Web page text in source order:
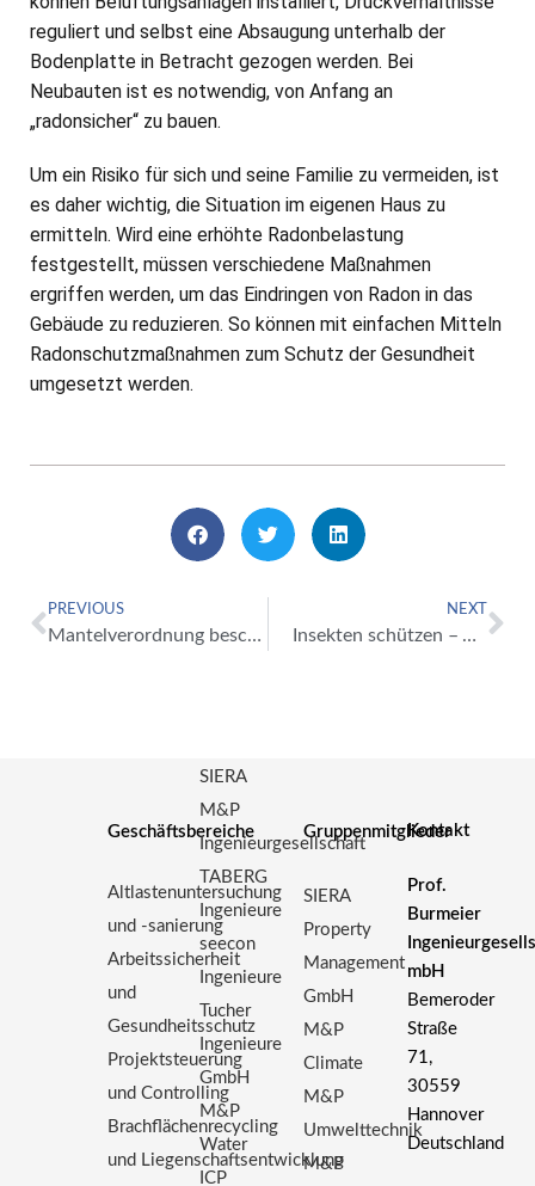
reguliert und selbst eine Absaugung unterhalb der
Bodenplatte in Betracht gezogen werden. Bei
Neubauten ist es notwendig, von Anfang an
„radonsicher“ zu bauen.
Um ein Risiko für sich und seine Familie zu vermeiden, ist
es daher wichtig, die Situation im eigenen Haus zu
ermitteln. Wird eine erhöhte Radonbelastung
festgestellt, müssen verschiedene Maßnahmen
ergriffen werden, um das Eindringen von Radon in das
Gebäude zu reduzieren. So können mit einfachen Mitteln
Radonschutzmaßnahmen zum Schutz der Gesundheit
umgesetzt werden.
PREVIOUS
Mantelverordnung beschlossen: Ersatzbaustoffe bundeseinheitlich geregelt
NEXT
Insekten schützen – Vielfalt bewahren
Geschäftsbereiche
Altlastenuntersuchung
und -sanierung
Arbeitssicherheit
und
Gesundheitsschutz
Projektsteuerung
und Controlling
Brachflächenrecycling
und Liegenschaftsentwicklung
SIERA
M&P
Ingenieurgesellschaft
TABERG
Ingenieure
seecon
Ingenieure
Tucher
Ingenieure
GmbH
M&P
Water
ICP
Gruppenmitglieder
SIERA
Property
Management
GmbH
M&P
Climate
M&P
Umwelttechnik
M&P
Kontakt
Prof.
Burmeier
mbH
Bemeroder
Straße
71,
30559
Hannover
Deutschland